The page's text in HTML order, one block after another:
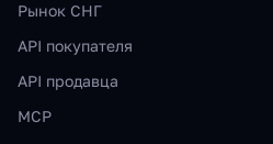
Рынок СНГ
API покупателя
API продавца
MCP